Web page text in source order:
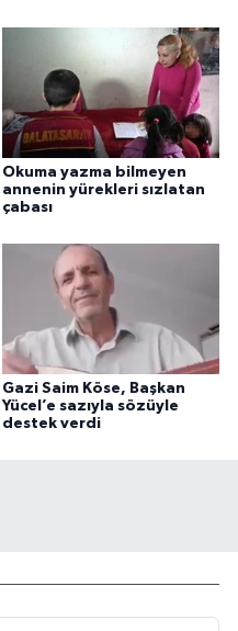
Okuma yazma bilmeyen
annenin yürekleri sızlatan
çabası
Gazi Saim Köse, Başkan
Yücel’e sazıyla sözüyle
destek verdi